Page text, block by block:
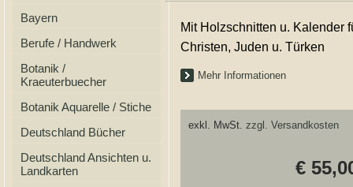
Bayern
Berufe / Handwerk
Botanik /
Kraeuterbuecher
Botanik Aquarelle / Stiche
Deutschland Bücher
Deutschland Ansichten u.
Landkarten
Mit Holzschnitten u. Kalender
Christen, Juden u. Türken
Mehr Informationen
exkl. MwSt. zzgl. Versandkosten
€